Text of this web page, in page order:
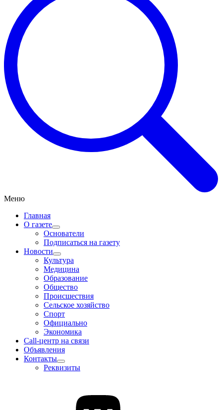
Меню
Главная
О газете
Основатели
Подписаться на газету
Новости
Культура
Медицина
Образование
Общество
Происшествия
Сельское хозяйство
Спорт
Официально
Экономика
Call-центр на связи
Объявления
Контакты
Реквизиты